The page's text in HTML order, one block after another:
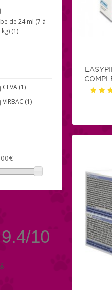
de 24 ml (7 à
(1)
Diasrtop 32 mL
CEVA(1)
VIRBAC (1)
9.4/10